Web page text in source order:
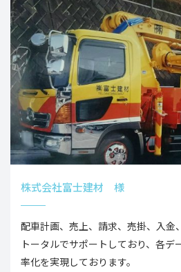
株式会社富士建材 様
配車計画、売上、請求、売掛、入金
トータルでサポートしており、各デ
率化を実現しております。